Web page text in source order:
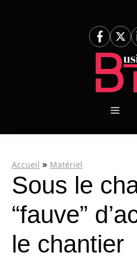
Menu
Accueil » Matériel
Sous le
“fauve”
le chantier